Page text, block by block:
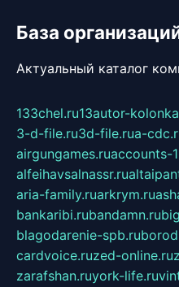
База
Актуальный каталог
133chel.ru13autor-
3-d-file.ru3d-file.rua-
airgungames.ruaccounts-
alfeihavsalnassr.ru
aria-family.ruarkrym.ru
bankaribi.rubandamn.ru
blagodarenie-spb.ru
cardvoice.ruzed-online.ru
zarafshan.ruyork-life.ru